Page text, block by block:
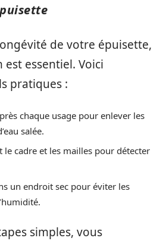
de votre épuisette,
essentiel. Voici
pratiques :
chaque usage pour enlever les
salée.
cadre et les mailles pour détecter
un endroit sec pour éviter les
simples, vous